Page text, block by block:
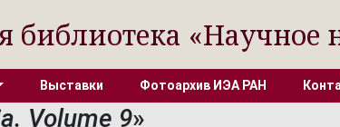
библиотека «Научное
Выставки Фотоархив ИЭА РАН
Volume 9»